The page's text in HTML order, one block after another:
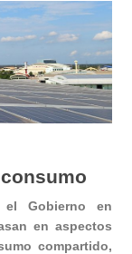
el Gobierno en
en aspectos
compartido,